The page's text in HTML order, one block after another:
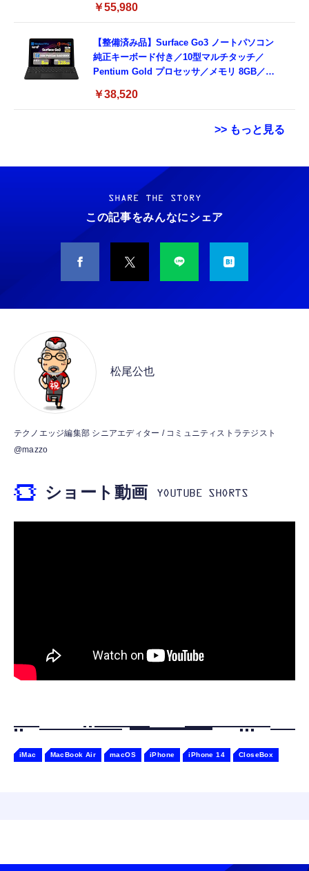
￥55,980
【整備済み品】Surface Go3 ノートパソコン
純正キーボード付き／10型マルチタッチ／
Pentium Gold プロセッサ／メモリ 8GB／
Bluetooth5.0／USB-C／1080p顔認証カメラ
￥38,520
>> もっと見る
Grithope イヤホン タイプC【2026新モデル
耐久性】 有線イヤホン マイク付き HiFi音質
ノイズ低減 重低音 遅延なし
￥949
タイプc 寝ホンイヤホン 寝ホン type-c 有線
睡眠用イヤホン 【音質強化バージョン
￥2,199
MFi認証 【ハイレゾ音質】 内蔵DAC 遅延な
し 48ビット/96KHz 音量調節対応
【HIFI音質】iphone イヤホンジャック ライ
￥999
霊界コミュニケーションロボット BAKETAN
WARASHI ばけたん ワラシ 改 KAI
￥5,400
M10SR AIペット（コミュニケーションロボッ
ト）
ット）
霊界コミュニケーションロボット BAKETAN
ジングベース付き ロペット 充電ベース付き
SHARE THE STORY
この記事をみんなにシェア
松尾公也
テクノエッジ編集部 シニアエディター / コミュニティストラテジスト
@mazzo
ショート動画
iMac MacBook Air macOS iPhone iPhone 14 CloseBox